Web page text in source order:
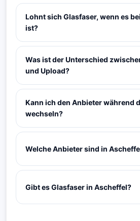
Lohnt sich Glasfaser, wenn es
ist?
Was ist der Unterschied
und Upload?
Kann ich den Anbieter während
wechseln?
Welche Anbieter sind in
Gibt es Glasfaser in Ascheffel?